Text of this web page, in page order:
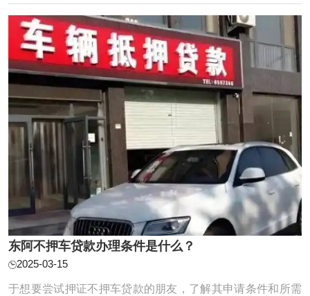
车贷的时候要注意，东阿正规车贷也是有严格的条件限制
的，额度也不是你想多少就有多少的，那么办理 ...
东阿不押车贷款办理条件是什么？
2025-03-15
于想要尝试押证不押车贷款的朋友，了解其申请条件和所需